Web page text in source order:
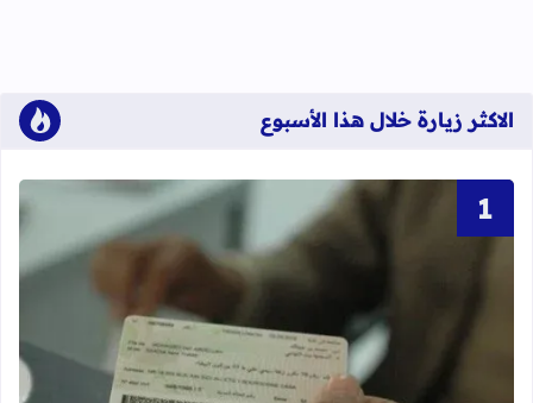
الاكثر زيارة خلال هذا الأسبوع
قراءة المزيد عن أحرف و أرقام